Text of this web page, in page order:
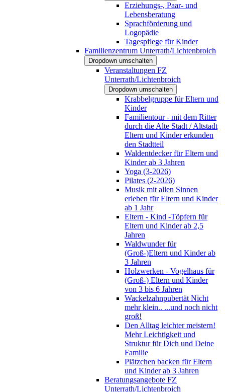
Erziehungs-, Paar- und
Lebensberatung
Sprachförderung und
Logopädie
Tagespflege für Kinder
Familienzentrum Unterrath/Lichtenbroich
Dropdown umschalten
Veranstaltungen FZ
Unterrath/Lichtenbroich
Dropdown umschalten
Krabbelgruppe für Eltern und
Kinder
Familientour - mit dem Ritter
durch die Alte Stadt / Altstadt
Eltern und Kinder erkunden
den Stadtteil
Waldentdecker für Eltern und
Kinder ab 3 Jahren
Yoga (3-2026)
Pilates (2-2026)
Musik mit allen Sinnen
erleben für Eltern und Kinder
ab 1 Jahr
Eltern - Kind -Töpfern für
Eltern und Kinder ab 2,5
Jahren
Waldwunder für
(Groß-)Eltern und Kinder ab
3 Jahren
Holzwerken - Vogelhaus für
(Groß-) Eltern und Kinder
von 3 bis 6 Jahren
Wackelzahnpubertät Nicht
mehr klein.. ...und noch nicht
groß!
Den Alltag leichter meistern!
Mehr Leichtigkeit und
Struktur für Dich und Deine
Familie
Plätzchen backen für Eltern
und Kinder ab 3 Jahren
Beratungsangebote FZ
Unterrath/Lichtenbroich